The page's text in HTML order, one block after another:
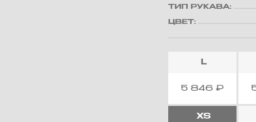
ТИП РУКАВА:
ЦВЕТ:
L
5 846₽
XS